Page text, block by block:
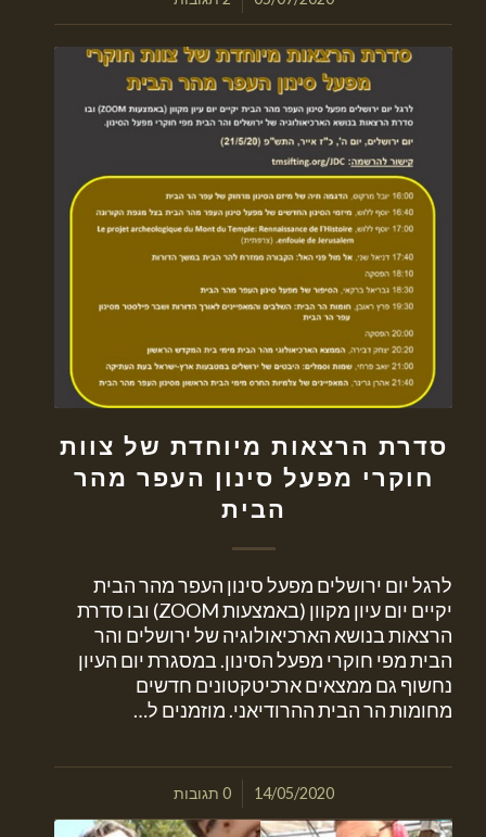
סדרת הרצאות מיוחדת של צוות
חוקרי מפעל סינון העפר מהר
הבית
לרגל יום ירושלים מפעל סינון העפר מהר הבית
יקיים יום עיון מקוון (באמצעות ZOOM) ובו סדרת
הרצאות בנושא הארכיאולוגיה של ירושלים והר
הבית מפי חוקרי מפעל הסינון. במסגרת יום העיון
נחשוף גם ממצאים ארכיטקטונים חדשים
מחומות הר הבית ההרודיאני. מוזמנים ל…
14/05/2020
/ 0 תגובות